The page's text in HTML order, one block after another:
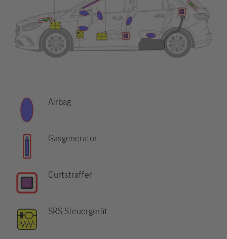
Airbag
Gasgenerator
Gurtstraffer
SRS Steuergerät